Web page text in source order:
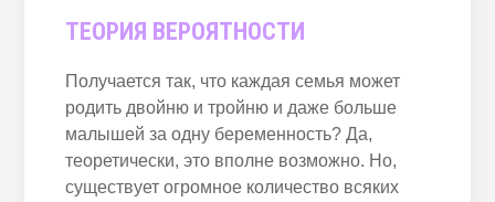
ТЕОРИЯ ВЕРОЯТНОСТИ
Получается так, что каждая семья может
родить двойню и тройню и даже больше
малышей за одну беременность? Да,
теоретически, это вполне возможно. Но,
существует огромное количество всяких